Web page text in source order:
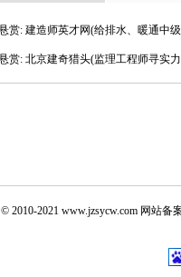
赏: 建造师英才网(给排水、暖通中
赏: 北京建奇猎头(监理工程师寻实
2010-2021 www.jzsycw.com 网站备